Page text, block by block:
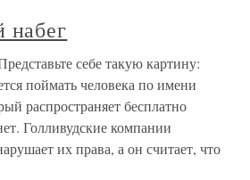
набег
себе такую картину:
поймать человека по имени
распространяет бесплатно
Голливудские компании
их права, а он считает, что